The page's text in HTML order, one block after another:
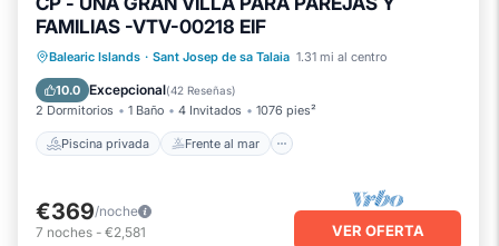
FAMILIAS -VTV-00218 EIF
Balearic Islands · Sant Josep de sa Talaia 1.31 mi al centro
10.0 Excepcional(42 Reseñas)
2 Dormitorios 1 Baño 4 Invitados 1076 pies²
Piscina privada Frente al mar
Piscina privada
Frente al mar
Chimenea/Calefacción
€369/noche
7 noches - €2,581 VER OFERTA